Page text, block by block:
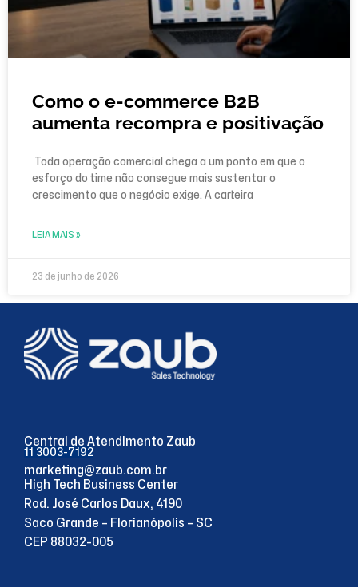
Como o e-commerce B2B
aumenta recompra e positivação
Toda operação comercial chega a um ponto em que o
esforço do time não consegue mais sustentar o
crescimento que o negócio exige. A carteira
LEIA MAIS »
23 de junho de 2026
Central de Atendimento Zaub
11 3003-7192
marketing@zaub.com.br
High Tech Business Center
Rod. José Carlos Daux, 4190
Saco Grande – Florianópolis – SC
CEP 88032-005